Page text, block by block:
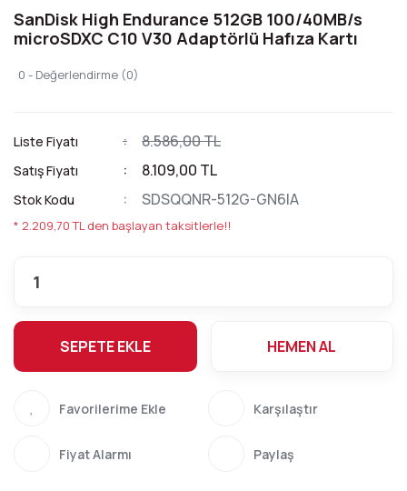
SanDisk High Endurance 512GB 100/40MB/s
microSDXC C10 V30 Adaptörlü Hafıza Kartı
0 - Değerlendirme (0)
Liste Fiyatı 8.586,00 TL
Satış Fiyatı 8.109,00 TL
Stok Kodu SDSQQNR-512G-GN6IA
* 2.209,70 TL den başlayan taksitlerle!!
SEPETE EKLE HEMEN AL
Karşılaştır
Fiyat Alarmı Paylaş